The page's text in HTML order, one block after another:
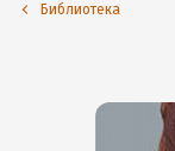
Библиотека